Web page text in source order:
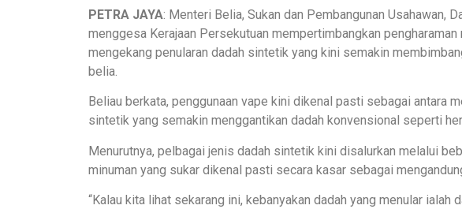
PETRA JAYA: Menteri Belia, Sukan dan Pembangunan Usahawan,
menggesa Kerajaan Persekutuan mempertimbangkan
mengekang penularan dadah sintetik yang kini semakin
belia.
Beliau berkata, penggunaan vape kini dikenal pasti sebagai antara
sintetik yang semakin menggantikan dadah konvensional seperti
Menurutnya, pelbagai jenis dadah sintetik kini disalurkan melalui
minuman yang sukar dikenal pasti secara kasar sebagai
“Kalau kita lihat sekarang ini, kebanyakan dadah yang menular ialah